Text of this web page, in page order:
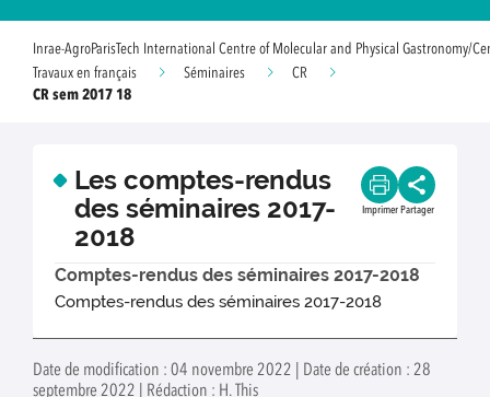
Inrae-AgroParisTech International Centre of Molecular and Physical
Travaux en français
Séminaires
CR
CR sem 2017 18
Les comptes-rendus
des séminaires 2017-
2018
Imprimer Partager
Comptes-rendus des séminaires 2017-2018
Comptes-rendus des séminaires 2017-2018
Date de modification : 04 novembre 2022 | Date de création : 28
septembre 2022 | Rédaction : H. This